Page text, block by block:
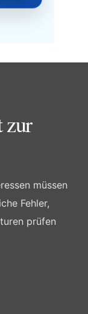
zur
müssen
Fehler,
prüfen